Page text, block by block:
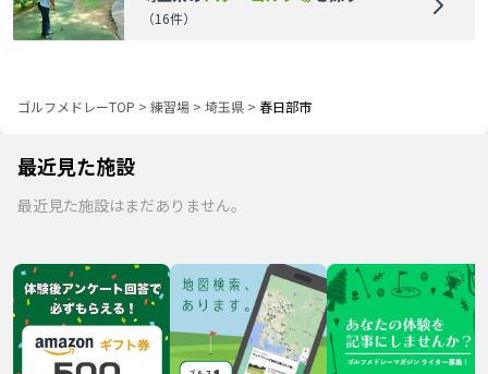
（16件）
ゴルフメドレーTOP > 練習場 > 埼玉県 > 春日部市
最近見た施設
最近見た施設はまだありません。